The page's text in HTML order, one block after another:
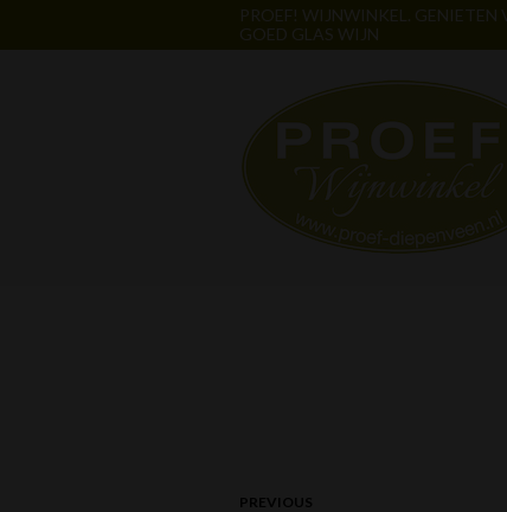
PROEF! WIJNWINKEL. GENIETEN
GOED GLAS WIJN
PREVIOUS